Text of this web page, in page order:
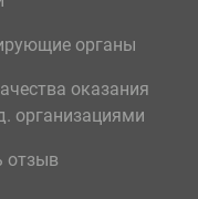
органы
оказания
организациями
отзыв